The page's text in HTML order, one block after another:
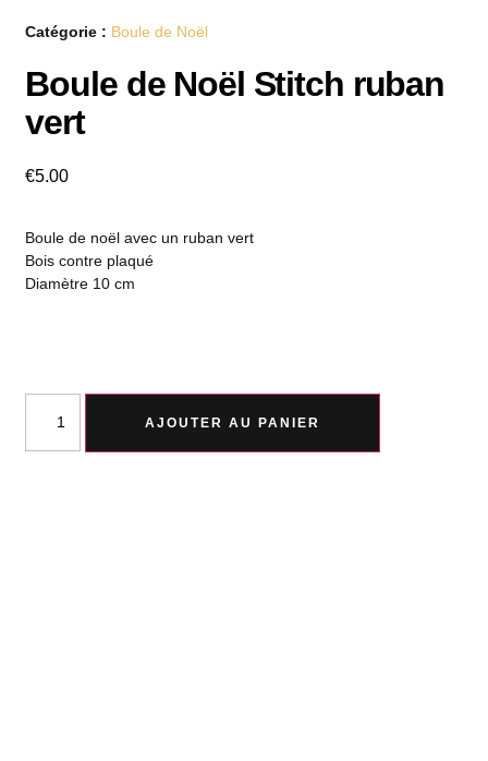
Catégorie : Boule de Noël
Boule de Noël Stitch ruban
vert
€5.00
Boule de noël avec un ruban vert
Bois contre plaqué
Diamètre 10 cm
AJOUTER AU PANIER